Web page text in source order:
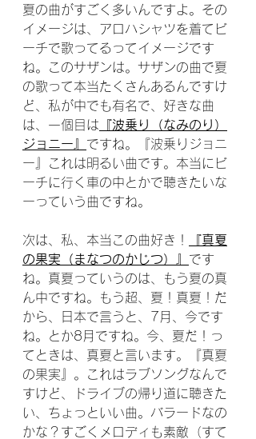
夏の曲がすごく多いんですよ。その
イメージは、アロハシャツを着てビ
ーチで歌ってるってイメージです
ね。このサザンは。サザンの曲で夏
の歌って本当たくさんあるんですけ
ど、私が中でも有名で、好きな曲
は、一個目は 『波乗り（なみのり）
ジョニー』 ですね。『波乗りジョニ
ー』これは明るい曲です。本当にビ
ーチに行く車の中とかで聴きたいな
ーっていう曲ですね。
次は、私、本当この曲好き！
『真夏
の果実（まなつのかじつ）』 です
ね。真夏っていうのは、もう夏の真
ん中ですね。もう超、夏！真夏！だ
から、日本で言うと、7月、今です
ね。とか8月ですね。今、夏だ！っ
てときは、真夏と言います。『真夏
の果実』。これはラブソングなんで
すけど、ドライブの帰り道に聴きた
い、ちょっといい曲。バラードなの
かな？すごくメロディも素敵（すて